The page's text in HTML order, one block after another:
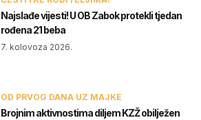
Najslađe vijesti! U OB Zabok protekli tjedan
rođena 21 beba
7. kolovoza 2026.
OD PRVOG DANA UZ MAJKE
Brojnim aktivnostima diljem KZŽ obilježen